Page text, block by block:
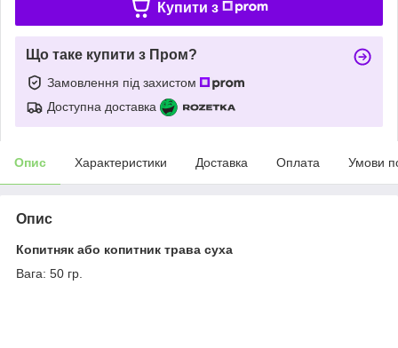
Купити з
Що таке купити з Пром?
Замовлення під захистом
Доступна доставка
Опис Характеристики Доставка Оплата Умови
Опис
Копитняк або копитник трава суха
Вага: 50 гр.